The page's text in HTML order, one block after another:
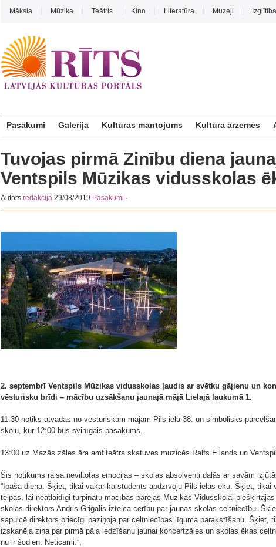
Māksla Mūzika Teātris Kino Literatūra Muzeji Izglītība
Pasākumi Galerija Kultūras mantojums Kultūra ārzemēs
Tuvojas pirmā Zinību diena
Ventspils Mūzikas vidusskolas
Autors redakcija 29/08/2019 Pasākumi ·
2. septembrī Ventspils Mūzikas vidusskolas ļaudis ar svētku gājienu un
vēsturisku brīdi – mācību uzsākšanu jaunajā mājā Lielajā laukumā 1.
11:30 notiks atvadas no vēsturiskām mājām Pils ielā 38. un simbolisks
skolu, kur 12:00 būs svinīgais pasākums.
13:00 uz Mazās zāles āra amfiteātra skatuves muzicēs Ralfs Eilands un
Šis notikums raisa neviltotas emocijas – skolas absolventi dalās ar savām
“Īpaša diena. Šķiet, tikai vakar kā students apdzīvoju Pils ielas ēku. Šķiet, tikai
telpas, lai neatlaidīgi turpinātu mācības pārējās Mūzikas Vidusskolai
skolas direktors Andris Grigalis izteica cerību par jaunas skolas celtniecību.
sapulcē direktors priecīgi paziņoja par celtniecības līguma parakstīšanu. Šķiet,
izskanēja ziņa par pirmā pāļa iedzīšanu jaunai koncertzāles un skolas ēkas
nu ir šodien. Neticami.”,